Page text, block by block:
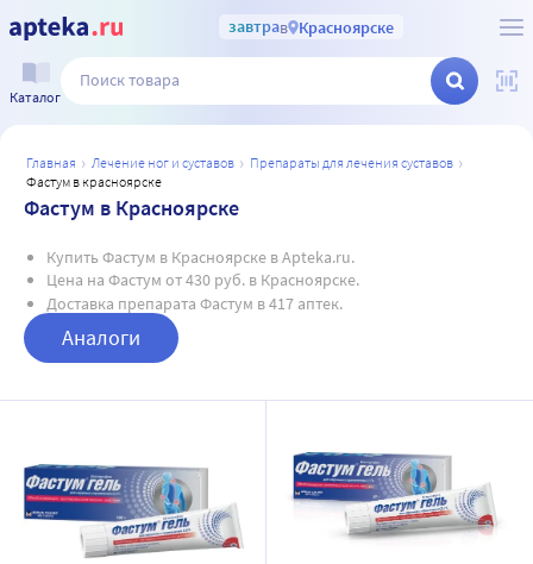
завтрав Красноярске
Каталог
главная лечение ног и суставов
препараты для лечения суставов
фастум в красноярске
Фастум в Красноярске
Купить Фастум в Красноярске в Apteka.ru.
Цена на Фастум от 430 руб. в Красноярске.
Доставка препарата Фастум в 417 аптек.
Аналоги